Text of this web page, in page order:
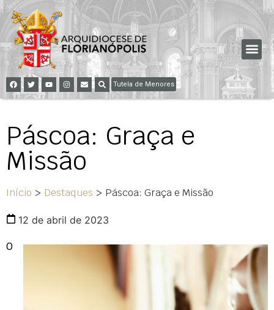
Tutela de Menores
Páscoa: Graça e
Missão
Início > Destaques > Páscoa: Graça e Missão
12 de abril de 2023
O